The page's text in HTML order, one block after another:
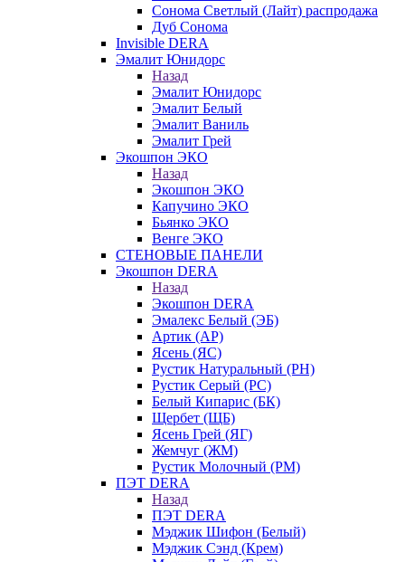
Сонома Светлый (Лайт) распродажа
Дуб Сонома
Invisible DERA
Эмалит Юнидорс
Назад
Эмалит Юнидорс
Эмалит Белый
Эмалит Ваниль
Эмалит Грей
Экошпон ЭКО
Назад
Экошпон ЭКО
Капучино ЭКО
Бьянко ЭКО
Венге ЭКО
СТЕНОВЫЕ ПАНЕЛИ
Экошпон DERA
Назад
Экошпон DERA
Эмалекс Белый (ЭБ)
Артик (АР)
Ясень (ЯС)
Рустик Натуральный (РН)
Рустик Серый (РС)
Белый Кипарис (БК)
Щербет (ЩБ)
Ясень Грей (ЯГ)
Жемчуг (ЖМ)
Рустик Молочный (РМ)
ПЭТ DERA
Назад
ПЭТ DERA
Мэджик Шифон (Белый)
Мэджик Сэнд (Крем)